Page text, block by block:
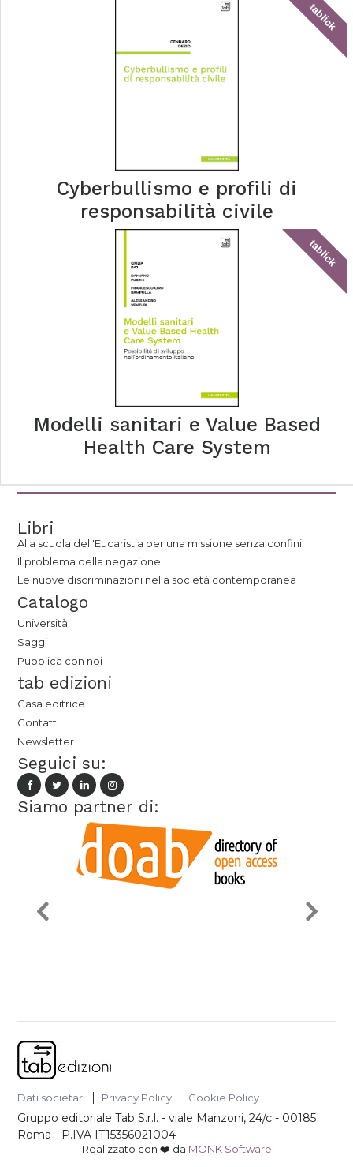
tablick
Cyberbullismo e profili di
responsabilità civile
tablick
Modelli sanitari e Value Based
Health Care System
Libri
Alla scuola dell'Eucaristia per una missione senza confini
Il problema della negazione
Le nuove discriminazioni nella società contemporanea
Catalogo
Università
Saggi
Pubblica con noi
tab edizioni
Casa editrice
Contatti
Newsletter
Seguici su:
Siamo partner di:
Dati societari Privacy Policy Cookie Policy
Gruppo editoriale Tab S.r.l. -viale Manzoni, 24/c - 00185
Roma - P.IVA IT15356021004
Realizzato con ❤️ da MONK Software